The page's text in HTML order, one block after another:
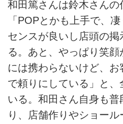
和田篤さんは鈴木さんの
「POPとかも上手で、
センスが良いし店頭の
る。あと、やっぱり笑
には携わらないけど、
で頼りにしている」と
いる。和田さん自身も
り、店舗作りやショール